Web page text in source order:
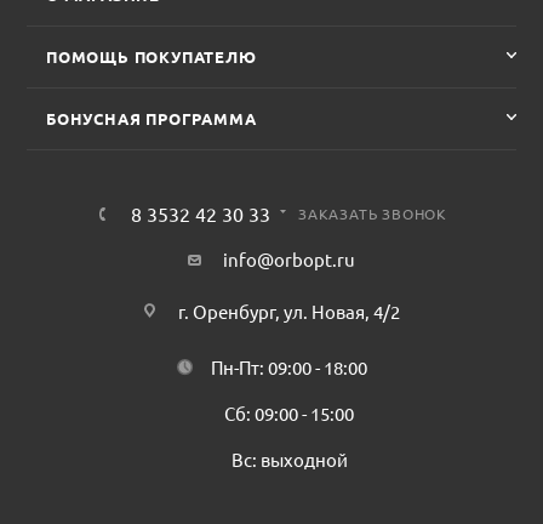
ПОМОЩЬ ПОКУПАТЕЛЮ
БОНУСНАЯ ПРОГРАММА
8 3532 42 30 33 ЗАКАЗАТЬ ЗВОНОК
info@orbopt.ru
г. Оренбург, ул. Новая, 4/2
Пн-Пт: 09:00 - 18:00
Сб: 09:00 - 15:00
Вс: выходной